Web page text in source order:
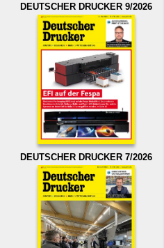
DEUTSCHER DRUCKER 9/2026
DEUTSCHER DRUCKER 7/2026